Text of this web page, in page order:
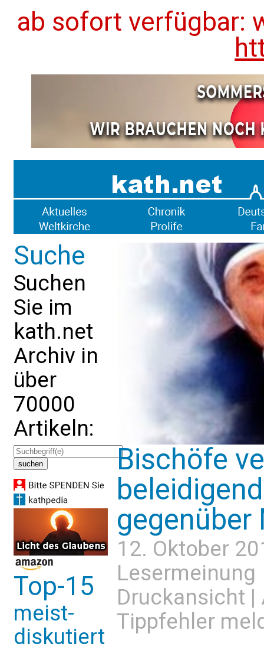
ab sofort verfügbar:
Suche
Suchen
Sie im
kath.net
Archiv in
über
70000
Artikeln:
Top-15
meist-
diskutiert
Bischöfe
gegenüber
12. Oktober
Lesermeinung
Druckansicht |
Tippfehler